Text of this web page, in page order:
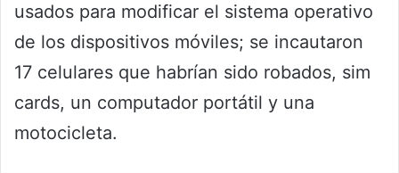
usados para modificar el sistema operativo
de los dispositivos móviles; se incautaron
17 celulares que habrían sido robados, sim
cards, un computador portátil y una
motocicleta.